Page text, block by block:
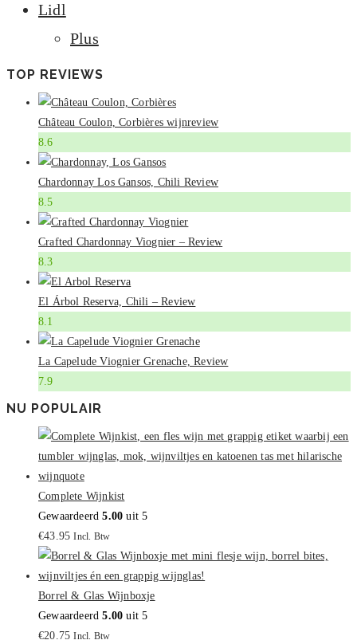
Lidl
Plus
TOP REVIEWS
Château Coulon, Corbières wijnreview
8.6
Chardonnay Los Gansos, Chili Review
8.5
Crafted Chardonnay Viognier – Review
8.3
El Árbol Reserva, Chili – Review
8.1
La Capelude Viognier Grenache, Review
7.9
NU POPULAIR
Complete Wijnkist
Gewaardeerd5.00 uit 5
€43.95 Incl. Btw
Borrel & Glas Wijnboxje
Gewaardeerd5.00 uit 5
€20.75 Incl. Btw